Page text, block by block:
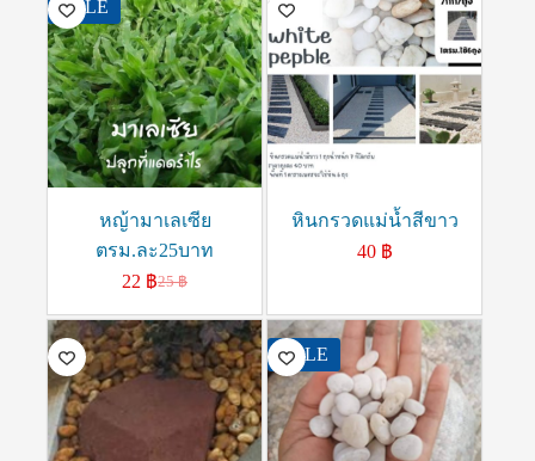
SALE
หญ้ามาเลเซีย
ตรม.ละ25บาท
25฿
22 ฿
หินกรวดแม่น้ำสีขาว
40 ฿
SALE